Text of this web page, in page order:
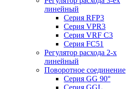
линейный
Серия RFP3
Серия VPR3
Серия VRF C3
Серия FC51
Регулятор расхода 2-х
линейный
Поворотное соединение
Серия GG 90°
Серия GGL